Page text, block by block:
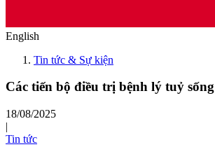
English
Tin tức & Sự kiện
Các tiến bộ điều trị bệnh lý tuỷ sống
18/08/2025
|
Tin tức